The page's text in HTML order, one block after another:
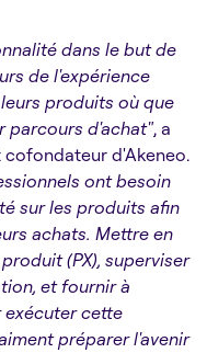
dans le but de
de l'expérience
produits où que
parcours d'achat", a
cofondateur d'Akeneo.
ont besoin
sur les produits afin
achats. Mettre en
(PX), superviser
et fournir à
exécuter cette
préparer l'avenir